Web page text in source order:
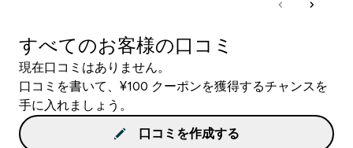
すべてのお客様の口コミ
現在口コミはありません。
口コミを書いて、¥100 クーポンを獲得するチャンスを
手に入れましょう。
口コミを作成する